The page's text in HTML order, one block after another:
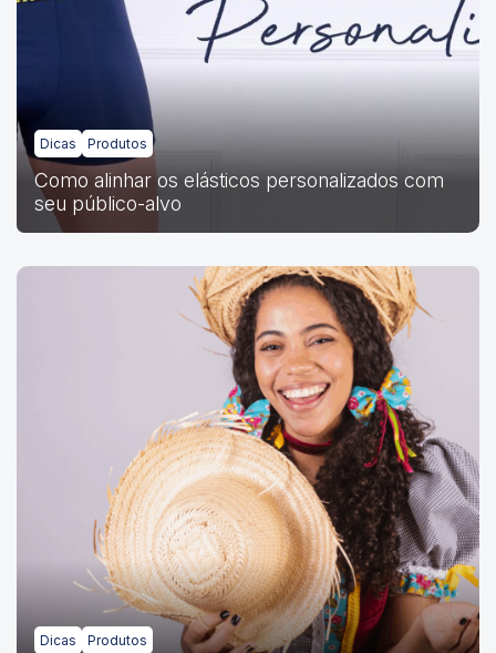
Dicas Produtos
Como alinhar os elásticos personalizados com
seu público-alvo
Dicas Produtos